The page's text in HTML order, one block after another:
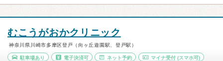
むこうがおかクリニック
神奈川県川崎市多摩区登戸（向ヶ丘遊園駅、登戸駅）
駐車場あり 電子決済可 ネット予約 マイナ受付 (スマホ可)